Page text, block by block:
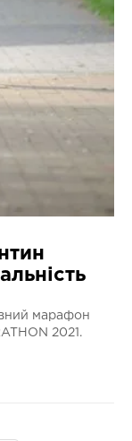
марафон
2021.